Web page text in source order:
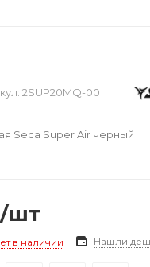
2SUP20MQ-00
Seca Super Air черный
/шт
в наличии Нашли